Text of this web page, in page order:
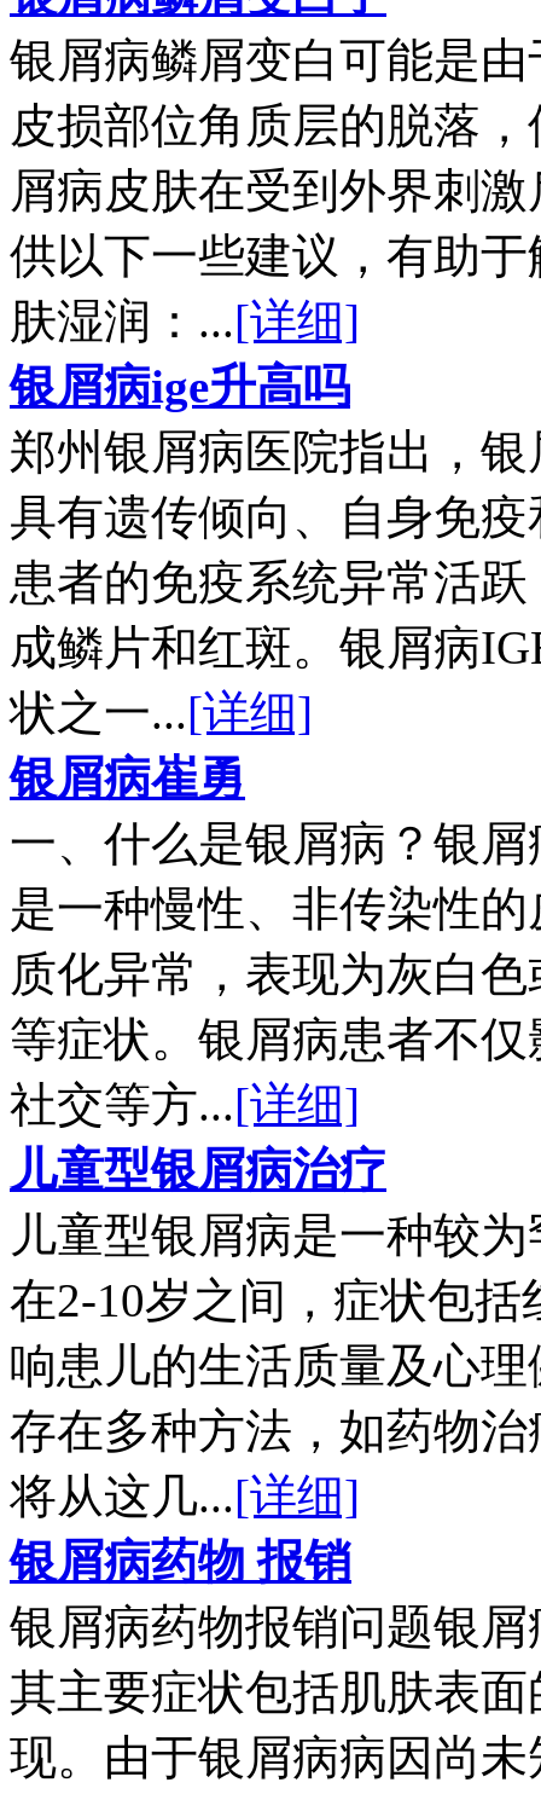
银屑病鳞屑变白可能是
皮损部位角质层的脱落
屑病皮肤在受到外界刺
供以下一些建议，有助
肤湿润：...[详细]
银屑病ige升高吗
郑州银屑病医院指出，
具有遗传倾向、自身免
患者的免疫系统异常活
成鳞片和红斑。银屑病
状之一...[详细]
银屑病崔勇
一、什么是银屑病？银
是一种慢性、非传染性
质化异常，表现为灰白
等症状。银屑病患者不
社交等方...[详细]
儿童型银屑病治疗
儿童型银屑病是一种较
在2-10岁之间，症状包
响患儿的生活质量及心
存在多种方法，如药物
将从这几...[详细]
银屑病药物 报销
银屑病药物报销问题银
其主要症状包括肌肤表
现。由于银屑病病因尚